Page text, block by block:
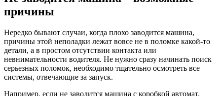
причины
Нередко бывают случаи, когда плохо заводится машина,
причины этой неполадки лежат вовсе не в поломке какой-то
детали, а в простом отсутствии контакта или
невнимательности водителя. Не нужно сразу начинать поиск
серьезных поломок, необходимо тщательно осмотреть все
системы, отвечающие за запуск.
Например, если не заводится машина с коробкой автомат,